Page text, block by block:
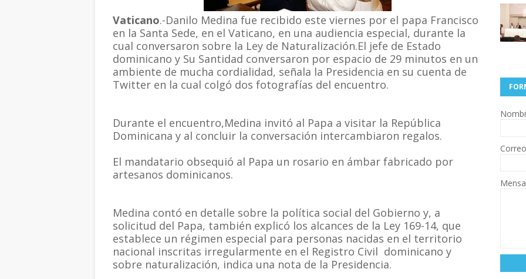
Vaticano.-Danilo Medina fue recibido este viernes por el papa Francisco
en la Santa Sede, en el Vaticano, en una audiencia especial, durante la
cual conversaron sobre la Ley de Naturalización.El jefe de Estado
dominicano y Su Santidad conversaron por espacio de 29 minutos en un
ambiente de mucha cordialidad, señala la Presidencia en su cuenta de
Twitter en la cual colgó dos fotografías del encuentro.
Durante el encuentro,Medina invitó al Papa a visitar la República
Dominicana y al concluir la conversación intercambiaron regalos.
El mandatario obsequió al Papa un rosario en ámbar fabricado por
artesanos dominicanos.
Medina contó en detalle sobre la política social del Gobierno y, a
solicitud del Papa, también explicó los alcances de la Ley 169-14, que
establece un régimen especial para personas nacidas en el territorio
nacional inscritas irregularmente en el Registro Civil dominicano y
sobre naturalización, indica una nota de la Presidencia.